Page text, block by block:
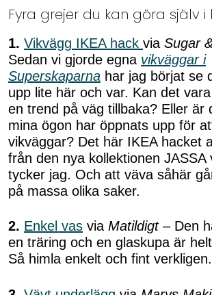
Fyra grejer du kan göra själv i
1. Vikvägg IKEA hack via Sugar
Sedan vi gjorde egna vikväggar i
Superskaparna har jag börjat se
upp lite här och var. Kan det
en trend på väg tillbaka? Eller är
mina ögon har öppnats upp för
vikväggar? Det här IKEA hacket
från den nya kollektionen JASSA
tycker jag. Och att väva såhär
på massa olika saker.
2. Enkel vas via Matildigt– Den
en träring och en glaskupa är
Så himla enkelt och fint verkligen.